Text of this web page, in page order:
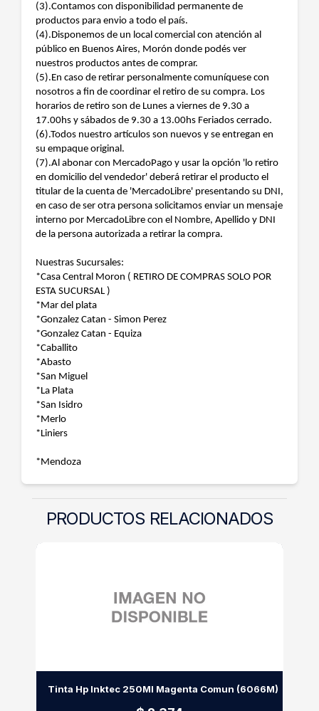
(3).Contamos con disponibilidad permanente de
productos para envio a todo el país.
(4).Disponemos de un local comercial con atención al
público en Buenos Aires, Morón donde podés ver
nuestros productos antes de comprar.
(5).En caso de retirar personalmente comuníquese con
nosotros a fin de coordinar el retiro de su compra. Los
horarios de retiro son de Lunes a viernes de 9.30 a
17.00hs y sábados de 9.30 a 13.00hs Feriados cerrado.
(6).Todos nuestro artículos son nuevos y se entregan en
su empaque original.
(7).Al abonar con MercadoPago y usar la opción 'lo retiro
en domicilio del vendedor' deberá retirar el producto el
titular de la cuenta de 'MercadoLibre' presentando su DNI,
en caso de ser otra persona solicitamos enviar un mensaje
interno por MercadoLibre con el Nombre, Apellido y DNI
de la persona autorizada a retirar la compra.
Nuestras Sucursales:
*Casa Central Moron ( RETIRO DE COMPRAS SOLO POR
ESTA SUCURSAL )
*Mar del plata
*Gonzalez Catan - Simon Perez
*Gonzalez Catan - Equiza
*Caballito
*Abasto
*San Miguel
*La Plata
*San Isidro
*Merlo
*Liniers
*Mendoza
PRODUCTOS RELACIONADOS
Tinta Hp Inktec 250Ml Magenta Comun (6066M)